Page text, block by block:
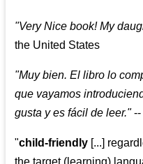
"Very Nice book! My
the United States
"Muy bien. El libro lo
que vayamos
gusta y es fácil de leer."--
"child-friendly [...]
the target (learning)